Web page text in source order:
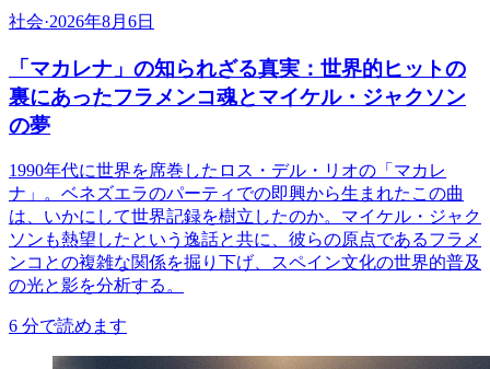
社会·2026年8月6日
「マカレナ」の知られざる真実：世界的ヒットの
裏にあったフラメンコ魂とマイケル・ジャクソン
の夢
1990年代に世界を席巻したロス・デル・リオの「マカレ
ナ」。ベネズエラのパーティでの即興から生まれたこの曲
は、いかにして世界記録を樹立したのか。マイケル・ジャク
ソンも熱望したという逸話と共に、彼らの原点であるフラメ
ンコとの複雑な関係を掘り下げ、スペイン文化の世界的普及
の光と影を分析する。
6 分で読めます